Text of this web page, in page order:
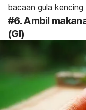
bacaan gula
#6. Ambil
(GI)